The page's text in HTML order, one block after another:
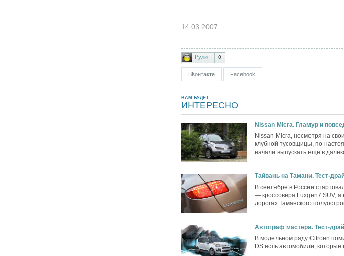
14.03.2007
Рулит! 0
ВКонтакте Facebook
ВАМ БУДЕТ
ИНТЕРЕСНО
Nissan Micra. Гламур и
Nissan Micra, несмотря на
клубной тусовщицы, по-
начали выпускать еще в
Тайвань на Тамани. Тест-
В сентябре в России
— кроссовера Luxgen7 SUV,
дорогах Таманского
Автограф мастера. Тест-
В модельном ряду Citroёn
DS есть автомобили,